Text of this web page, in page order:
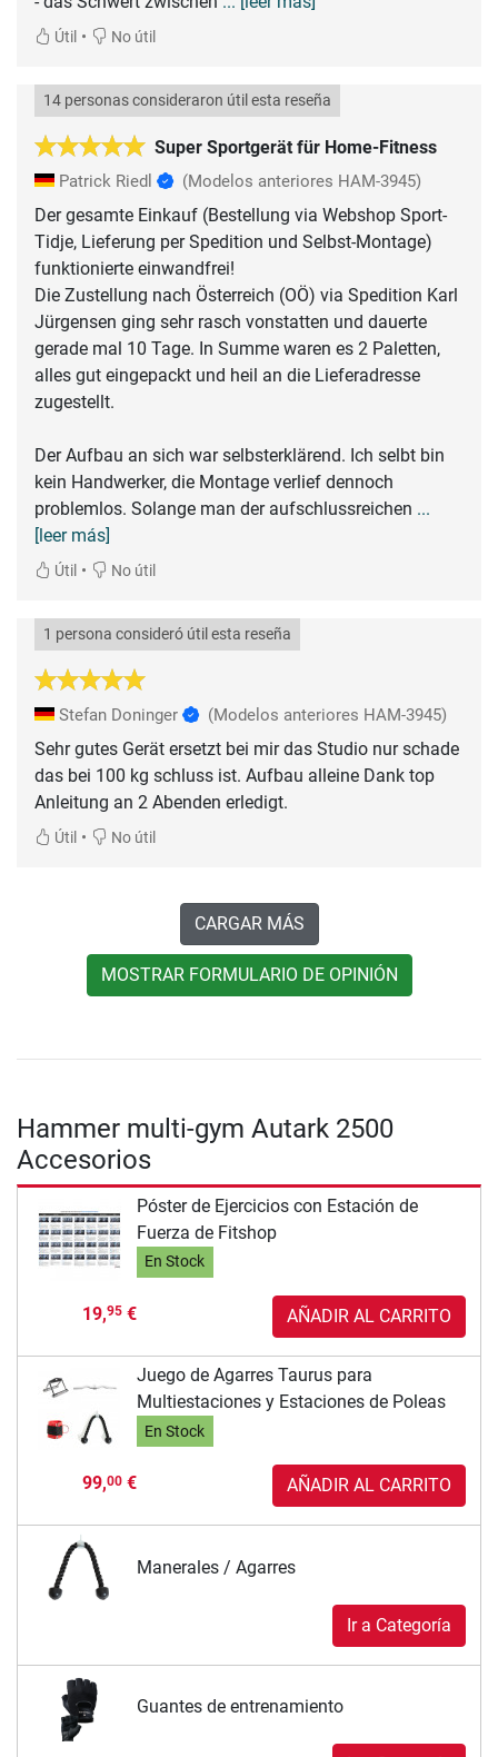
Útil • No útil
Super Sportgerät für Home-Fitness
14 personas consideraron útil esta reseña
Patrick Riedl (Modelos anteriores HAM-3945)
Der gesamte Einkauf (Bestellung via Webshop Sport-
Tidje, Lieferung per Spedition und Selbst-Montage)
funktionierte einwandfrei!
Die Zustellung nach Österreich (OÖ) via Spedition Karl
Jürgensen ging sehr rasch vonstatten und dauerte
gerade mal 10 Tage. In Summe waren es 2 Paletten,
alles gut eingepackt und heil an die Lieferadresse
zugestellt.
Der Aufbau an sich war selbsterklärend. Ich selbt bin
kein Handwerker, die Montage verlief dennoch
problemlos. Solange man der aufschlussreichen ...
[leer más]
Útil • No útil
1 persona consideró útil esta reseña
Stefan Doninger (Modelos anteriores HAM-3945)
Sehr gutes Gerät ersetzt bei mir das Studio nur schade
das bei 100 kg schluss ist. Aufbau alleine Dank top
Anleitung an 2 Abenden erledigt.
Útil • No útil
CARGAR MÁS
MOSTRAR FORMULARIO DE OPINIÓN
Hammer multi-gym Autark 2500
Accesorios
Póster de Ejercicios con Estación de
Fuerza de Fitshop
En Stock
19,95€ AÑADIR AL CARRITO
Juego de Agarres Taurus para
Multiestaciones y Estaciones de Poleas
En Stock
99,00€ AÑADIR AL CARRITO
Manerales / Agarres
Ir a Categoría
Guantes de entrenamiento